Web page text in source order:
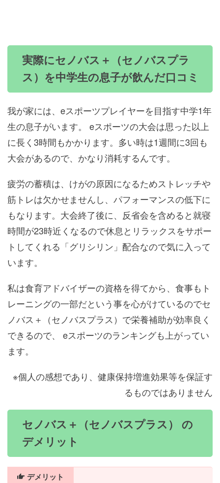
実際にセノバス＋（セノバスプラ
ス）を中学生の息子が飲んだ口コミ
我が家には、eスポーツプレイヤーを目指す中学1年
生の息子がいます。 eスポーツの大会は思った以上
に長く3時間もかかります。多い時は1週間に3回も
大会があるので、かなり消耗するんです。
疲労の蓄積は、けがの原因になるためストレッチや
筋トレは欠かせませんし、パフォーマンスの低下に
もなります。大会終了後に、反省会を含めると就寝
時間が23時近くなるので休息とリラックスをサポー
トしてくれる「グリシリン」配合なので気に入って
います。
私は食育アドバイザーの資格を得てから、食事もト
レーニングの一部だという事を心がけているのでセ
ノバス＋（セノバスプラス）で栄養補助が効率良く
できるので、 eスポーツのランキングも上がってい
ます。
※個人の感想であり、健康保持増進効果等を保証す
るものではありません
セノバス＋（セノバスプラス） の
デメリット
デメリット